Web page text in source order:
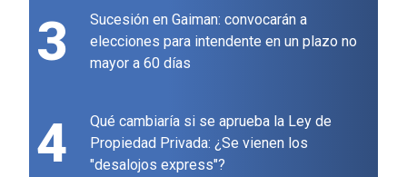
3
Sucesión en Gaiman: convocarán a
elecciones para intendente en un plazo no
mayor a 60 días
4
Qué cambiaría si se aprueba la Ley de
Propiedad Privada: ¿Se vienen los
"desalojos express"?